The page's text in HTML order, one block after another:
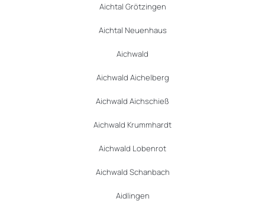
Aichtal Grötzingen
Aichtal Neuenhaus
Aichwald
Aichwald Aichelberg
Aichwald Aichschieß
Aichwald Krummhardt
Aichwald Lobenrot
Aichwald Schanbach
Aidlingen